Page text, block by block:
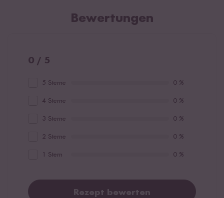
Bewertungen
0 / 5
5 Sterne 0 %
4 Sterne 0 %
3 Sterne 0 %
2 Sterne 0 %
1 Stern 0 %
Rezept bewerten